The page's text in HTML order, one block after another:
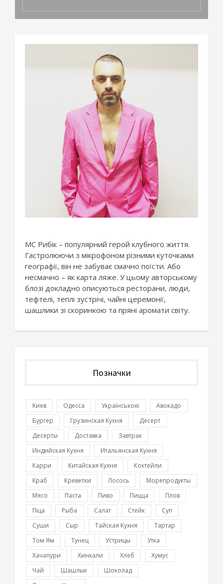
МС Рибік – популярний герой клубного життя.
Гастролюючи з мікрофоном різними куточками
географії, він не забуває смачно поїсти. Або
несмачно – як карта ляже. У цьому авторському
блозі докладно описуються ресторани, люди,
тефтелі, теплі зустрічі, чайні церемонії,
шашлики зі скоринкою та пряні аромати світу.
Позначки
Киев Одесса Українською
Авокадо
Бургер
Грузинская Кухня
Десерт
Десерты
Доставка
Завтрак
Индийская Кухня
Итальянская Кухня
Карри
Китайская Кухня
Коктейли
Краб
Креветки Лосось
Морепродукты
Мясо
Паста Пиво Пицца
Плов
Піца
Рыба Салат Стейк
Суп
Суши
Сыр Тайская Кухня
Тартар
Том Ям
Тунец Устрицы
Утка
Хачапури
Хинкали Хлеб
Хумус
Чай
Шашлык
Шоколад